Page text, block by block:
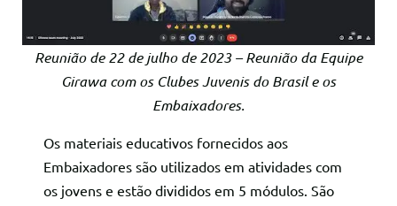
Reunião de 22 de julho de 2023 – Reunião da Equipe
Girawa com os Clubes Juvenis do Brasil e os
Embaixadores.
Os materiais educativos fornecidos aos
Embaixadores são utilizados em atividades com
os jovens e estão divididos em 5 módulos. São